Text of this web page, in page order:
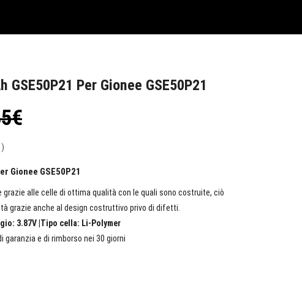
GSE50P21 Per Gionee GSE50P21
Gionee GSE50P21
alle celle di ottima qualità con le quali sono costruite, ciò
grazie anche al design costruttivo privo di difetti.
3.87V |Tipo cella: Li-Polymer
garanzia e di rimborso nei 30 giorni